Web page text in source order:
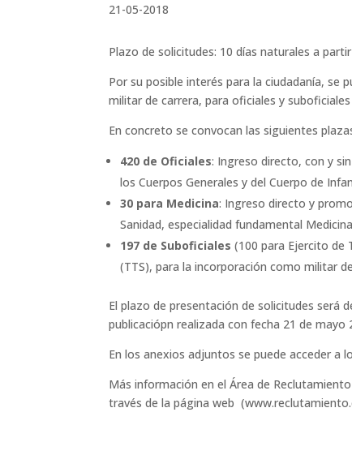
21-05-2018
Plazo de solicitudes: 10 días naturales a
Por su posible interés para la ciudadanía,
militar de carrera, para oficiales y
En concreto se convocan las siguientes
420 de Oficiales: Ingreso directo, con y
los Cuerpos Generales y del Cuerpo de
30 para Medicina: Ingreso directo y
Sanidad, especialidad fundamental
197 de Suboficiales (100 para Ejercito de
(TTS), para la incorporación como militar
El plazo de presentación de solicitudes será
publicaciópn realizada con fecha 21 de mayo
En los anexios adjuntos se puede acceder a
Más información en el Área de
través de la página web